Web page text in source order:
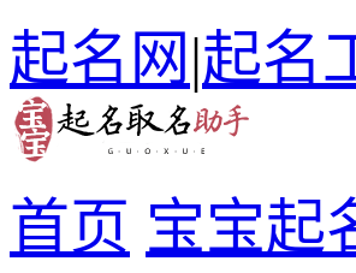
起名网|起名
首页 宝宝起